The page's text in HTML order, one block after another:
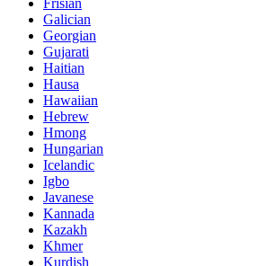
Frisian
Galician
Georgian
Gujarati
Haitian
Hausa
Hawaiian
Hebrew
Hmong
Hungarian
Icelandic
Igbo
Javanese
Kannada
Kazakh
Khmer
Kurdish